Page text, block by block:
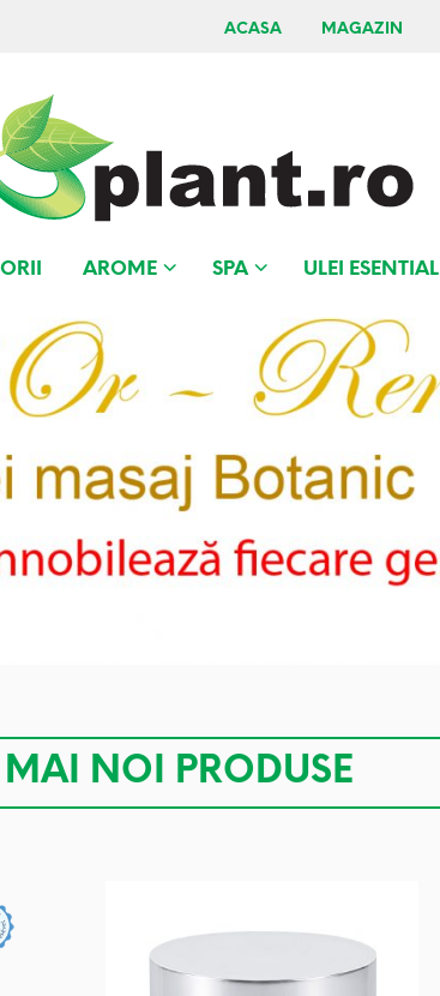
ACASA MAGAZIN
AROME SPA ULEI ESENTIAL
MAI NOI PRODUSE